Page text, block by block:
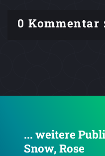
0 Kommentar
... weitere
Snow, Rose